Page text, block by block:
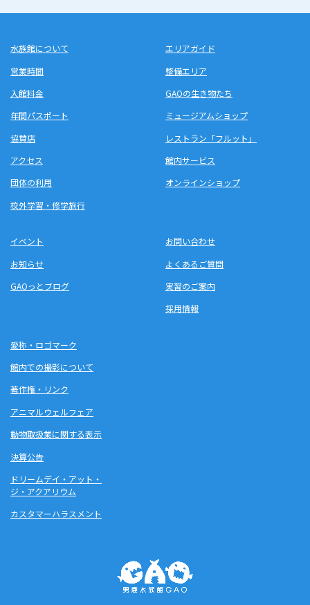
水族館について
営業時間
入館料金
年間パスポート
協賛店
アクセス
団体の利用
校外学習・修学旅行
エリアガイド
整備エリア
GAOの生き物たち
ミュージアムショップ
レストラン「フルット」
館内サービス
オンラインショップ
イベント
お知らせ
GAOっとブログ
お問い合わせ
よくあるご質問
実習のご案内
採用情報
愛称・ロゴマーク
館内での撮影について
著作権・リンク
アニマルウェルフェア
動物取扱業に関する表示
決算公告
ドリームデイ・アット・
ジ・アクアリウム
カスタマーハラスメント